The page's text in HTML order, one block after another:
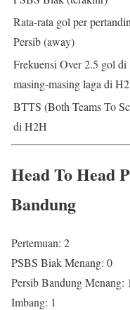
Rata-rata gol per
Persib (away)
Frekuensi Over 2.5 gol di
masing-masing laga di
BTTS (Both Teams To
di H2H
Head To Head
Bandung
Pertemuan: 2
PSBS Biak Menang: 0
Persib Bandung Menang: 1
Imbang: 1